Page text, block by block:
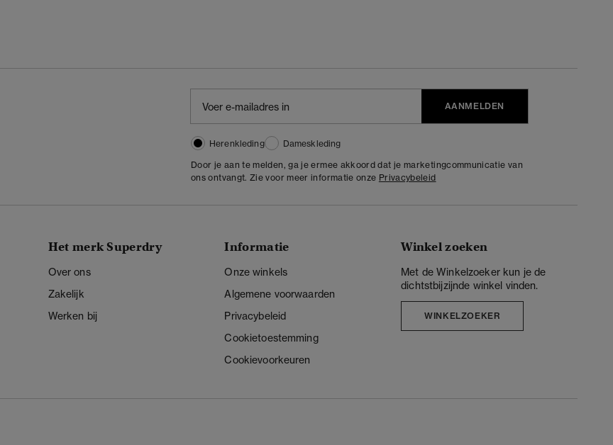
AANMELDEN
Herenkleding
Dameskleding
Door je aan te melden, ga je ermee akkoord dat je marketingcommunicatie van
ons ontvangt. Zie voor meer informatie onze Privacybeleid
Het merk Superdry
Over ons
Zakelijk
Werken bij
Informatie
Onze winkels
Algemene voorwaarden
Privacybeleid
Cookietoestemming
Cookievoorkeuren
Winkel zoeken
Met de Winkelzoeker kun je de
dichtstbijzijnde winkel vinden.
WINKELZOEKER